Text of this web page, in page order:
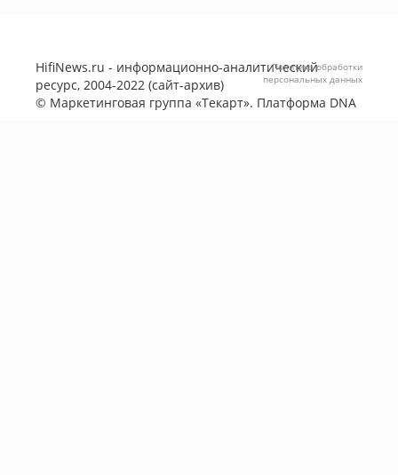
HifiNews.ru - информационно-аналитический
ресурс, 2004-2022 (сайт-архив)
© Маркетинговая группа «Текарт». Платформа DNA
Политика обработки
персональных данных